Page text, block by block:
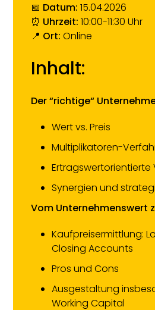
📅 Datum: 15.04.2026
⏰ Uhrzeit: 10:00-11:30 Uhr
📍 Ort: Online
​Inhalt:
Der “richtige“
​Wert vs. Preis
​Multiplikatoren-
​Ertragswertorientierte
​Synergien und
Vom Unternehmenswert
​Kaufpreisermittlung:
Closing Accounts
​Pros und Cons
​Ausgestaltung
Working Capital